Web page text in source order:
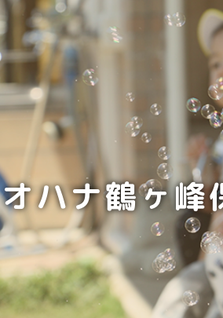
オハナ鶴ヶ峰